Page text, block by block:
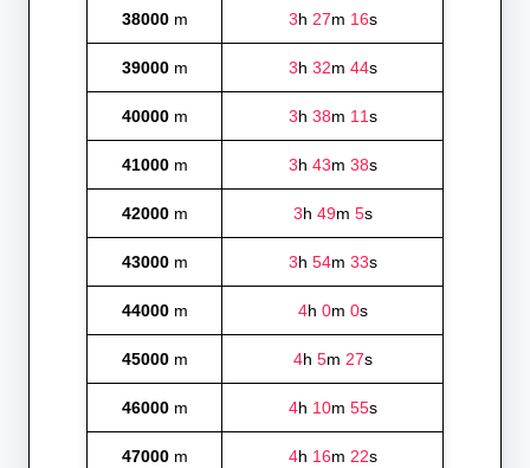
38000m 3h 27m 16s
39000m 3h 32m 44s
40000m 3h 38m 11s
41000m 3h 43m 38s
42000m 3h 49m 5s
43000m 3h 54m 33s
44000m 4h 0m 0s
45000m 4h 5m 27s
46000m 4h 10m 55s
47000m 4h 16m 22s